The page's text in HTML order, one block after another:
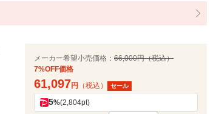
メーカー希望小売価格： 66,000円（税込）
7%OFF価格
61,097円 （税込） セール
5%(2,804pt)